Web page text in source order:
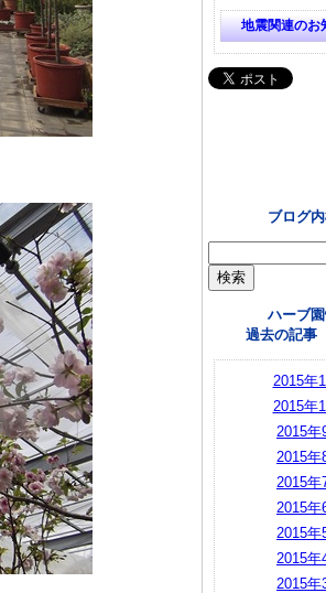
地震関連のお
ブログ
ハーブ
過去の記事
2015年
2015年
2015年
2015年
2015年
2015年
2015年
2015年
2015年